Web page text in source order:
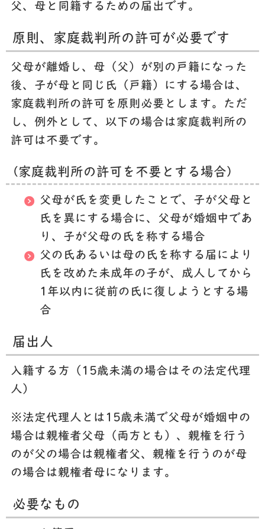
父、母と同籍するための届出です。
原則、家庭裁判所の許可が必要です
父母が離婚し、母（父）が別の戸籍になった
後、子が母と同じ氏（戸籍）にする場合は、
家庭裁判所の許可を原則必要とします。ただ
し、例外として、以下の場合は家庭裁判所の
許可は不要です。
(家庭裁判所の許可を不要とする場合)
父母が氏を変更したことで、子が父母と
氏を異にする場合に、父母が婚姻中であ
り、子が父母の氏を称する場合
父の氏あるいは母の氏を称する届により
氏を改めた未成年の子が、成人してから
1年以内に従前の氏に復しようとする場
合
届出人
入籍する方（15歳未満の場合はその法定代理
人）
※法定代理人とは15歳未満で父母が婚姻中の
場合は親権者父母（両方とも）、親権を行う
のが父の場合は親権者父、親権を行うのが母
の場合は親権者母になります。
必要なもの